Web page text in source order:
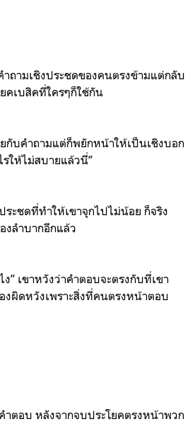
ำถามเชิงประชดของคนตรงข้ามแต่กลับ
คเบสิคที่ใครๆก็ใชกัน
กับคำถามแต่ก็พยักหน้าให้เป็นเชิงบอก
รให้ไม่สบายแล้วนี่”
ะชดที่ทำให้เขาจุกไปไม่น้อย ก็จริง
งลำบากอีกแล้ว
” เขาหวังว่าคำตอบจะตรงกับที่เขา
งผิดหวังเพราะสิ่งที่คนตรงหน้าตอบ
ตอบ หลังจากจบประโยคตรงหน้าพวก